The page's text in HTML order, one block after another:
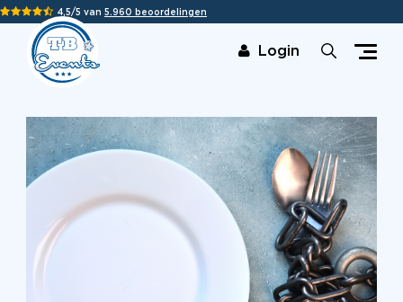
4,5/5 van 5.960 beoordelingen
Login